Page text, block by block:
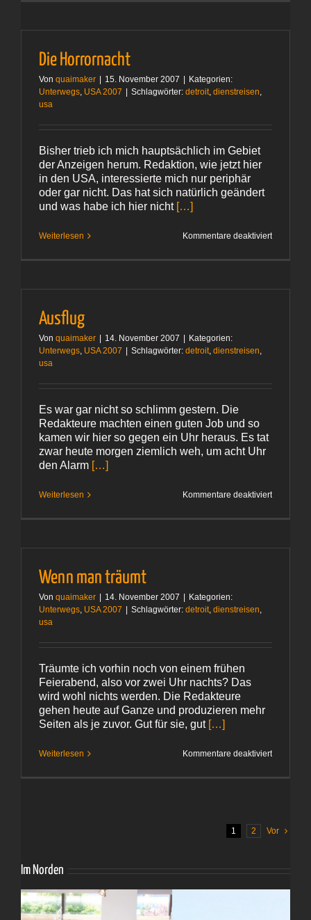
Die Horrornacht
Von quaimaker 15. November 2007
Kategorien:
Unterwegs, USA 2007 Schlagwörter: detroit, dienstreisen,
usa
Bisher trieb ich mich hauptsächlich im Gebiet
der Anzeigen herum. Redaktion, wie jetzt hier
in den USA, interessierte mich nur periphär
oder gar nicht. Das hat sich natürlich geändert
und was habe ich hier nicht[…]
Weiterlesen Kommentare deaktiviertfür
Ausflug
Von quaimaker 14. November 2007
Kategorien:
Unterwegs, USA 2007 Schlagwörter: detroit, dienstreisen,
usa
Es war gar nicht so schlimm gestern. Die
Redakteure machten einen guten Job und so
kamen wir hier so gegen ein Uhr heraus. Es tat
zwar heute morgen ziemlich weh, um acht Uhr
den Alarm […]
Weiterlesen Kommentare deaktiviertfür
Wenn man träumt
Von quaimaker 14. November 2007
Kategorien:
Unterwegs, USA 2007 Schlagwörter: detroit, dienstreisen,
usa
Träumte ich vorhin noch von einem frühen
Feierabend, also vor zwei Uhr nachts? Das
wird wohl nichts werden. Die Redakteure
gehen heute auf Ganze und produzieren mehr
Seiten als je zuvor. Gut für sie, gut[…]
Weiterlesen Kommentare deaktiviertfür
1 2 Vor
Im Norden